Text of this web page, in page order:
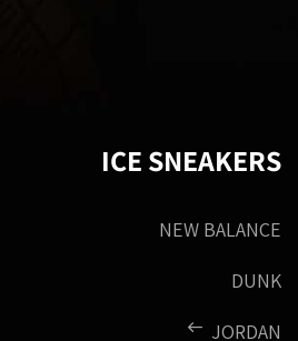
ICE SNEAKERS
NEW BALANCE
DUNK
JORDAN